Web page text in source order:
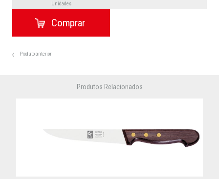
Unidades
Produto anterior
Produtos Relacionados